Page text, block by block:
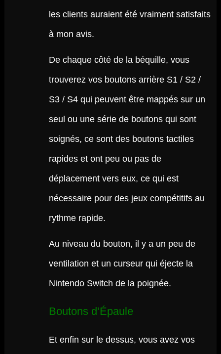
les clients auraient été vraiment satisfaits
à mon avis.
De chaque côté de la béquille, vous
trouverez vos boutons arrière S1 / S2 /
S3 / S4 qui peuvent être mappés sur un
seul ou une série de boutons qui sont
soignés, ce sont des boutons tactiles
rapides et ont peu ou pas de
déplacement vers eux, ce qui est
nécessaire pour des jeux compétitifs au
rythme rapide.
Au niveau du bouton, il y a un peu de
ventilation et un curseur qui éjecte la
Nintendo Switch de la poignée.
Boutons d’Épaule
Et enfin sur le dessus, vous avez vos